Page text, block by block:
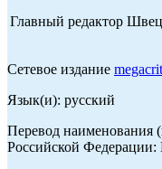
Главный редактор
Сетевое издание
Язык(и): русский
Перевод наименования
Российской Федерации: